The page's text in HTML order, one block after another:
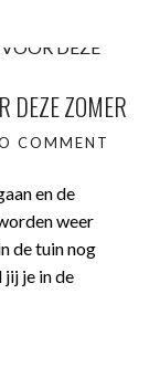
DEZE ZOMER
COMMENT
en de
weer
de tuin nog
je in de